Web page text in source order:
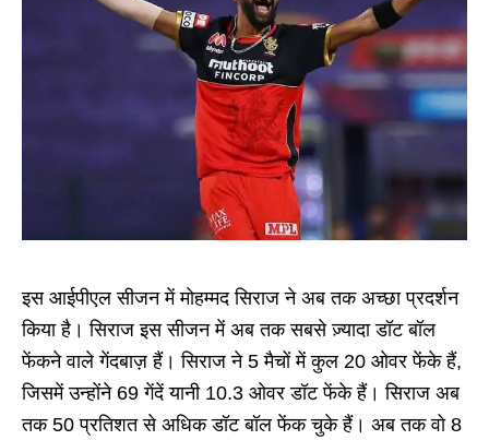
इस आईपीएल सीजन में मोहम्मद सिराज ने अब तक अच्छा प्रदर्शन
किया है। सिराज इस सीजन में अब तक सबसे ज़्यादा डॉट बॉल
फेंकने वाले गेंदबाज़ हैं। सिराज ने 5 मैचों में कुल 20 ओवर फेंके हैं,
जिसमें उन्होंने 69 गेंदें यानी 10.3 ओवर डॉट फेंके हैं। सिराज अब
तक 50 प्रतिशत से अधिक डॉट बॉल फेंक चुके हैं। अब तक वो 8